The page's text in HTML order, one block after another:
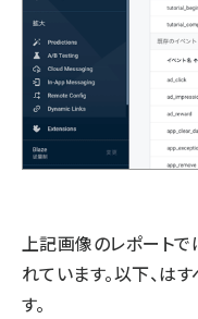
上記画像のレポートで
れています。以下、は
す。